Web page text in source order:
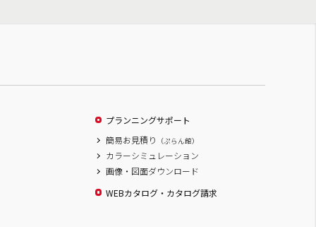
プランニングサポート
簡易お見積り
（ぷらん館）
カラーシミュレーション
画像・図面ダウンロード
WEBカタログ・カタログ請求